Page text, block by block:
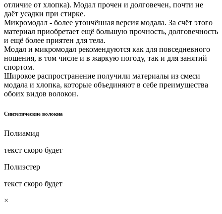
отличие от хлопка). Модал прочен и долговечен, почти не
даёт усадки при стирке.
Микромодал - более утончённая версия модала. За счёт этого
материал приобретает ещё большую прочность, долговечность
и ещё более приятен для тела.
Модал и микромодал рекомендуются как для повседневного
ношения, в том числе и в жаркую погоду, так и для занятий
спортом.
Широкое распространение получили материалы из смеси
модала и хлопка, которые объединяют в себе преимущества
обоих видов волокон.
Синтетические волокна
Полиамид
текст скоро будет
Полиэстер
текст скоро будет
×